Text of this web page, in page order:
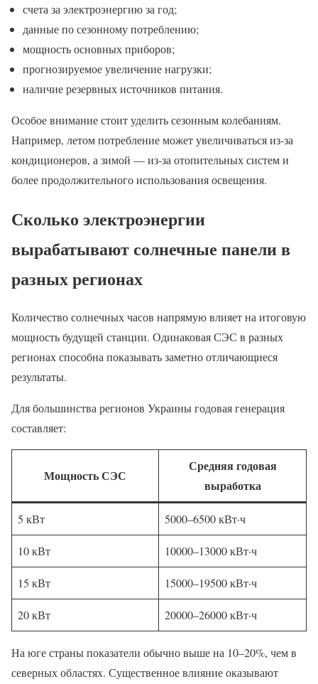
счета за электроэнергию за год;
данные по сезонному потреблению;
мощность основных приборов;
прогнозируемое увеличение нагрузки;
наличие резервных источников питания.
Особое внимание стоит уделить сезонным колебаниям.
Например, летом потребление может увеличиваться из-за
кондиционеров, а зимой — из-за отопительных систем и
более продолжительного использования освещения.
Сколько электроэнергии
вырабатывают солнечные панели в
разных регионах
Количество солнечных часов напрямую влияет на итоговую
мощность будущей станции. Одинаковая СЭС в разных
регионах способна показывать заметно отличающиеся
результаты.
Для большинства регионов Украины годовая генерация
составляет:
Мощность СЭС
Средняя годовая
выработка
5 кВт 5000–6500 кВт·ч
10 кВт 10000–13000 кВт·ч
15 кВт 15000–19500 кВт·ч
20 кВт 20000–26000 кВт·ч
На юге страны показатели обычно выше на 10–20%, чем в
северных областях. Существенное влияние оказывают